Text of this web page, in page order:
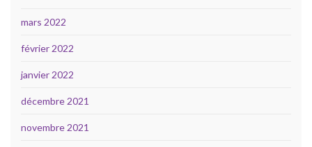
mars 2022
février 2022
janvier 2022
décembre 2021
novembre 2021